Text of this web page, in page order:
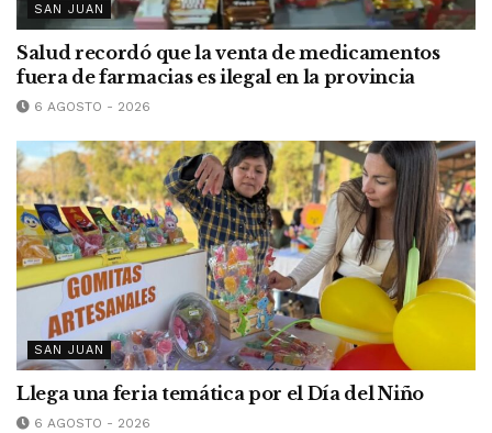
SAN JUAN
Salud recordó que la venta de medicamentos
fuera de farmacias es ilegal en la provincia
6 AGOSTO - 2026
SAN JUAN
Llega una feria temática por el Día del Niño
6 AGOSTO - 2026